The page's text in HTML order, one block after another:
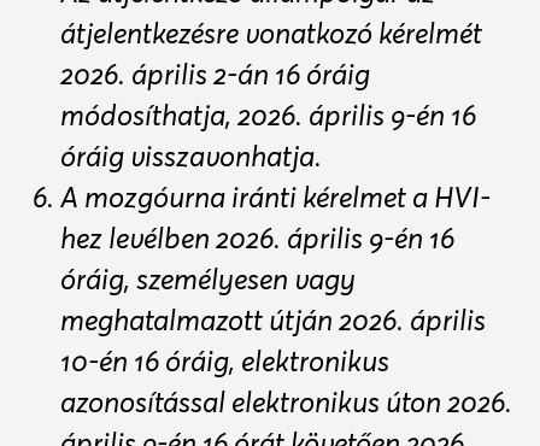
átjelentkezésre vonatkozó kérelmét
2026. április 2-án 16 óráig
módosíthatja, 2026. április 9-én 16
óráig visszavonhatja.
A mozgóurna iránti kérelmet a HVI-
hez levélben 2026. április 9-én 16
óráig, személyesen vagy
meghatalmazott útján 2026. április
10-én 16 óráig, elektronikus
azonosítással elektronikus úton 2026.